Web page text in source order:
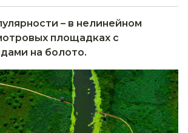
– в нелинейном
площадках с
на болото.